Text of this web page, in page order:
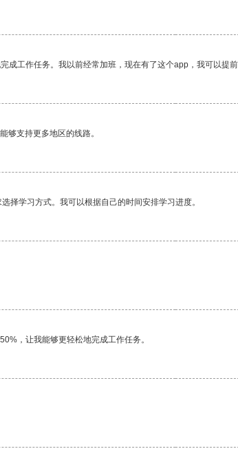
成工作任务。我以前经常加班，现在有了这个app，我可以提前
够支持更多地区的线路。
择学习方式。我可以根据自己的时间安排学习进度。
，让我能够更轻松地完成工作任务。